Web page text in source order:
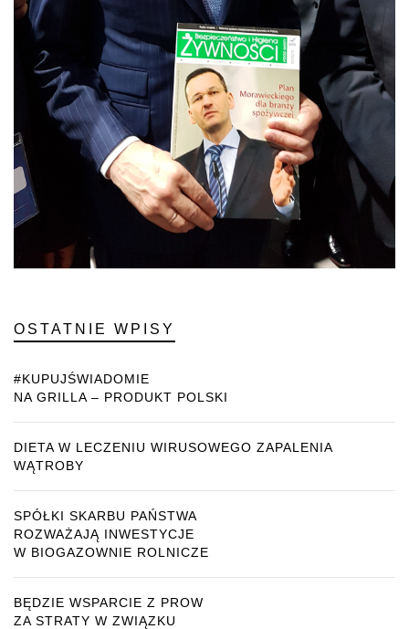
OSTATNIE WPISY
#KUPUJŚWIADOMIE
NA GRILLA – PRODUKT POLSKI
DIETA W LECZENIU WIRUSOWEGO ZAPALENIA
WĄTROBY
SPÓŁKI SKARBU PAŃSTWA
ROZWAŻAJĄ INWESTYCJE
W BIOGAZOWNIE ROLNICZE
BĘDZIE WSPARCIE Z PROW
ZA STRATY W ZWIĄZKU